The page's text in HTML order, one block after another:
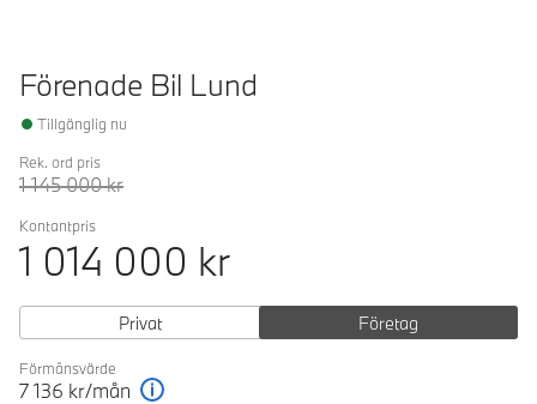
Förenade Bil Lund
Tillgänglig nu
Rek. ord pris
1 145 000kr
Kontantpris
1 014 000 kr
Privat Företag
Förmånsvärde
7 136 kr/mån